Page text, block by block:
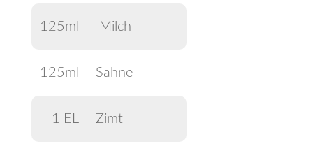
125ml Milch
125ml Sahne
1 EL Zimt